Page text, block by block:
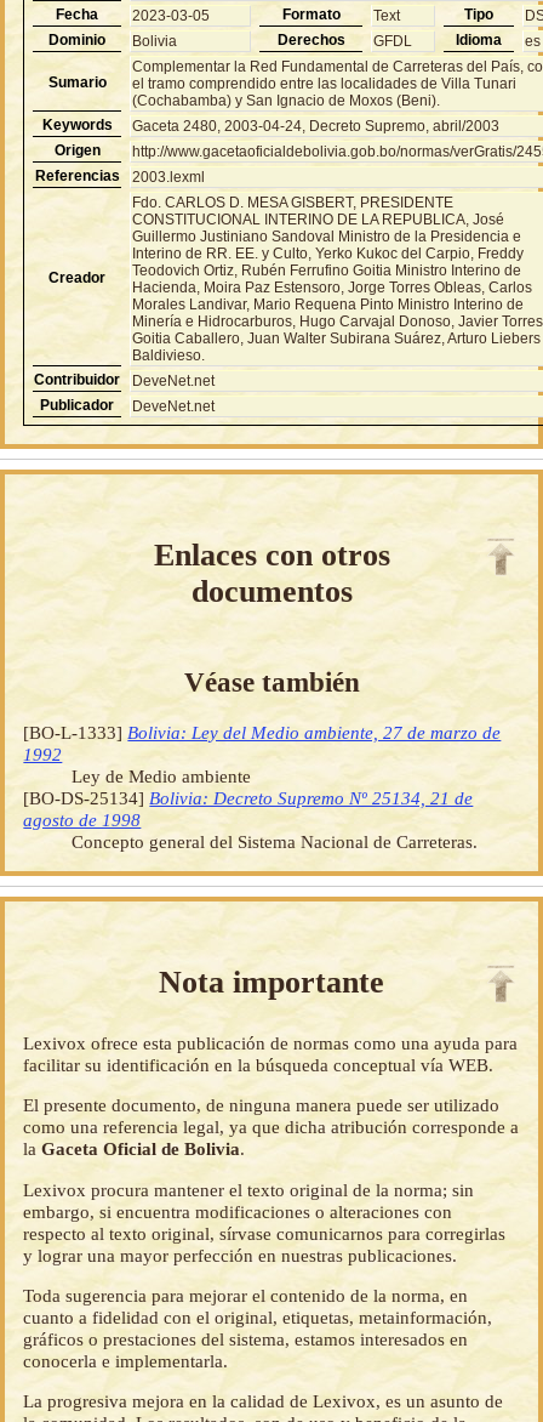
Fecha
2023-03-05 Formato Text Tipo
Dominio
Bolivia Derechos GFDL Idioma es
Sumario
Complementar la Red Fundamental de Carreteras del País,
el tramo comprendido entre las localidades de Villa Tunari
(Cochabamba) y San Ignacio de Moxos (Beni).
Keywords
Gaceta 2480, 2003-04-24, Decreto Supremo, abril/2003
Origen
http://www.gacetaoficialdebolivia.gob.bo/normas/verGratis/
Referencias
2003.lexml
Creador
Fdo. CARLOS D. MESA GISBERT, PRESIDENTE
CONSTITUCIONAL INTERINO DE LA REPUBLICA, José
Guillermo Justiniano Sandoval Ministro de la Presidencia e
Interino de RR. EE. y Culto, Yerko Kukoc del Carpio, Freddy
Teodovich Ortiz, Rubén Ferrufino Goitia Ministro Interino de
Hacienda, Moira Paz Estensoro, Jorge Torres Obleas, Carlos
Morales Landivar, Mario Requena Pinto Ministro Interino de
Minería e Hidrocarburos, Hugo Carvajal Donoso, Javier Torres
Goitia Caballero, Juan Walter Subirana Suárez, Arturo Liebers
Baldivieso.
Contribuidor
DeveNet.net
Publicador
DeveNet.net
Enlaces con otros
documentos
Véase también
[BO-L-1333] Bolivia: Ley del Medio ambiente, 27 de marzo de
1992
Ley de Medio ambiente
[BO-DS-25134] Bolivia: Decreto Supremo Nº 25134, 21 de
agosto de 1998
Concepto general del Sistema Nacional de Carreteras.
Nota importante
Lexivox ofrece esta publicación de normas como una ayuda para
facilitar su identificación en la búsqueda conceptual vía WEB.
El presente documento, de ninguna manera puede ser utilizado
como una referencia legal, ya que dicha atribución corresponde a
laGaceta Oficial de Bolivia.
Lexivox procura mantener el texto original de la norma; sin
embargo, si encuentra modificaciones o alteraciones con
respecto al texto original, sírvase comunicarnos para corregirlas
y lograr una mayor perfección en nuestras publicaciones.
Toda sugerencia para mejorar el contenido de la norma, en
cuanto a fidelidad con el original, etiquetas, metainformación,
gráficos o prestaciones del sistema, estamos interesados en
conocerla e implementarla.
La progresiva mejora en la calidad de Lexivox, es un asunto de